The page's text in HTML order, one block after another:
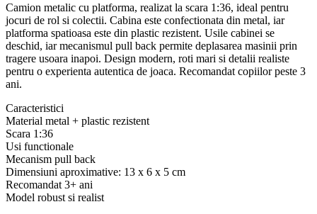
Camion metalic cu platforma, realizat la scara 1:36, ideal pentru
jocuri de rol si colectii. Cabina este confectionata din metal, iar
platforma spatioasa este din plastic rezistent. Usile cabinei se
deschid, iar mecanismul pull back permite deplasarea masinii prin
tragere usoara inapoi. Design modern, roti mari si detalii realiste
pentru o experienta autentica de joaca. Recomandat copiilor peste 3
ani.
Caracteristici
Material metal + plastic rezistent
Scara 1:36
Usi functionale
Mecanism pull back
Dimensiuni aproximative: 13 x 6 x 5 cm
Recomandat 3+ ani
Model robust si realist